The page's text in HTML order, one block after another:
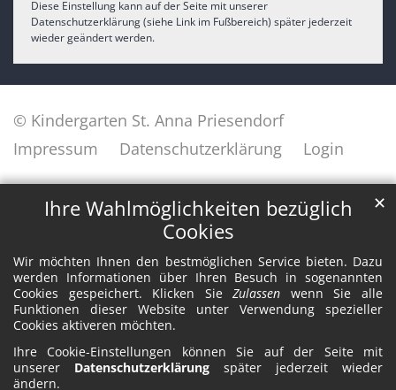
Ihre Wahlmöglichkeiten bezüglich
Cookies
Wir möchten Ihnen den bestmöglichen Service bieten. Dazu
werden Informationen über Ihren Besuch in sogenannten
Cookies gespeichert. Klicken SieZulassen wenn Sie alle
Funktionen dieser Website unter Verwendung spezieller
Cookies aktiveren möchten.
Ihre Cookie-Einstellungen können Sie auf der Seite mit
unserer Datenschutzerklärung später jederzeit wieder
ändern.
✕
Diese Einstellung kann auf der Seite mit unserer
Datenschutzerklärung (siehe Link im Fußbereich) später jederzeit
wieder geändert werden.
© Kindergarten St. Anna Priesendorf
Impressum
Datenschutzerklärung Login